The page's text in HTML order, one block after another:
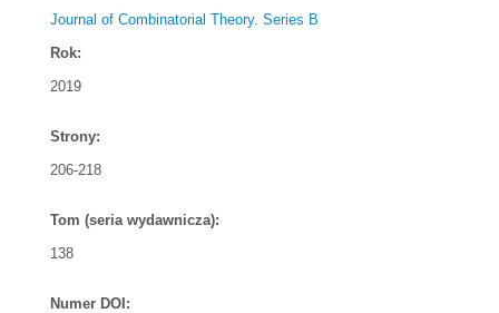
Journal of Combinatorial Theory. Series B
Rok:
2019
Strony:
206-218
Tom (seria wydawnicza):
138
Numer DOI: